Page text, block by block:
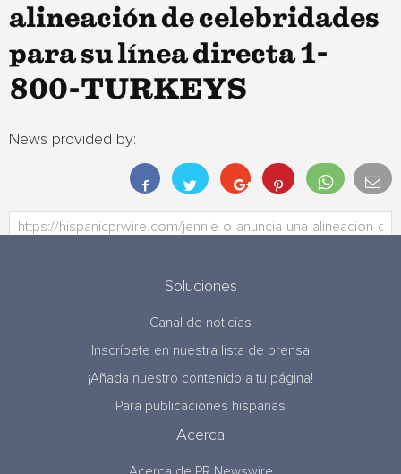
alineación de celebridades
para su línea directa 1-
800-TURKEYS
News provided by:
Soluciones
Canal de noticias
Inscríbete en nuestra lista de prensa
¡Añada nuestro contenido a tu página!
Para publicaciones hispanas
Acerca